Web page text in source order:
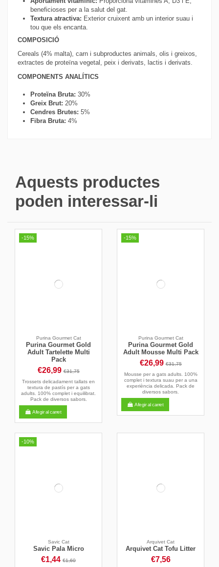
beneficioses per a la salut del gat.
Textura atractiva: Exterior cruixent amb un interior suau i
tou que els encanta.
COMPOSICIÓ
Cereals (4% malta), carn i subproductes animals, olis i greixos,
extractes de proteïna vegetal, peix i derivats, lactis i derivats.
COMPONENTS ANALÍTICS
Proteïna Bruta: 30%
Greix Brut: 20%
Cendres Brutes: 5%
Fibra Bruta: 4%
Aquests productes
poden interessar-li
-15%
Purina Gourmet Cat
Purina Gourmet Gold
Adult Tartelette Multi
Pack
€26,99€31,75
Trossets delicadament tallats en
textura de pastís per a gats
adults. 100% complet i equilibrat.
Pack de diversos sabors.
Afegir al carret
-15%
Purina Gourmet Cat
Purina Gourmet Gold
Adult Mousse Multi Pack
€26,99€31,75
Mousse per a gats adults. 100%
complet i textura suau per a una
experiència delicada. Pack de
diversos sabors.
Afegir al carret
-10%
Savic Cat
Savic Pala Micro
€1,44 €1,60
Arquivet Cat
Arquivet Cat Tofu Litter
€7,56